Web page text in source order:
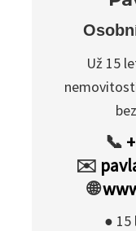
Už 15
📞
✉️
🌐
● 15